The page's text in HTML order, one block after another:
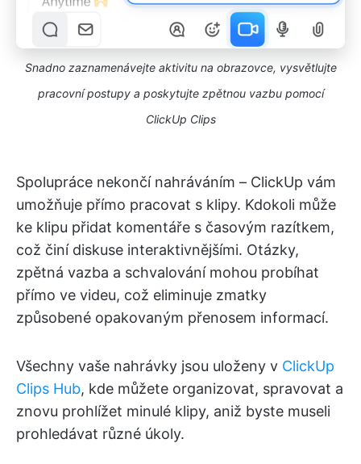
Snadno zaznamenávejte aktivitu na obrazovce, vysvětlujte
pracovní postupy a poskytujte zpětnou vazbu pomocí
ClickUp Clips
Spolupráce nekončí nahráváním – ClickUp vám
umožňuje přímo pracovat s klipy. Kdokoli může
ke klipu přidat komentáře s časovým razítkem,
což činí diskuse interaktivnějšími. Otázky,
zpětná vazba a schvalování mohou probíhat
přímo ve videu, což eliminuje zmatky
způsobené opakovaným přenosem informací.
Všechny vaše nahrávky jsou uloženy v ClickUp
Clips Hub, kde můžete organizovat, spravovat a
znovu prohlížet minulé klipy, aniž byste museli
prohledávat různé úkoly.